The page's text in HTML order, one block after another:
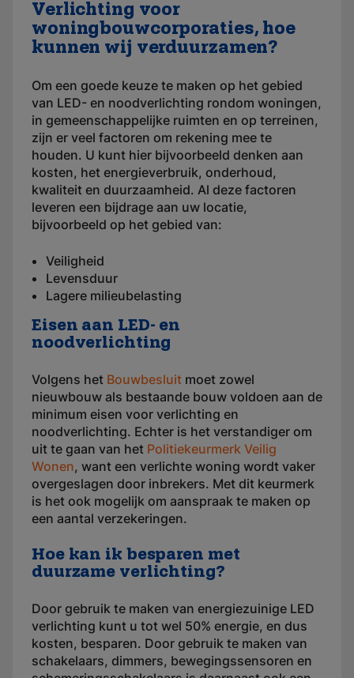
Verlichting voor
woningbouwcorporaties, hoe
kunnen wij verduurzamen?
Om een goede keuze te maken op het gebied
van LED- en noodverlichting rondom woningen,
in gemeenschappelijke ruimten en op terreinen,
zijn er veel factoren om rekening mee te
houden. U kunt hier bijvoorbeeld denken aan
kosten, het energieverbruik, onderhoud,
kwaliteit en duurzaamheid. Al deze factoren
leveren een bijdrage aan uw locatie,
bijvoorbeeld op het gebied van:
Veiligheid
Levensduur
Lagere milieubelasting
Eisen aan LED- en
noodverlichting
Volgens het Bouwbesluit moet zowel
nieuwbouw als bestaande bouw voldoen aan de
minimum eisen voor verlichting en
noodverlichting. Echter is het verstandiger om
uit te gaan van het Politiekeurmerk Veilig
Wonen, want een verlichte woning wordt vaker
overgeslagen door inbrekers. Met dit keurmerk
is het ook mogelijk om aanspraak te maken op
een aantal verzekeringen.
Hoe kan ik besparen met
duurzame verlichting?
Door gebruik te maken van energiezuinige LED
verlichting kunt u tot wel 50% energie, en dus
kosten, besparen. Door gebruik te maken van
schakelaars, dimmers, bewegingssensoren en